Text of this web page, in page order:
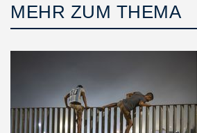
MEHR ZUM THEMA